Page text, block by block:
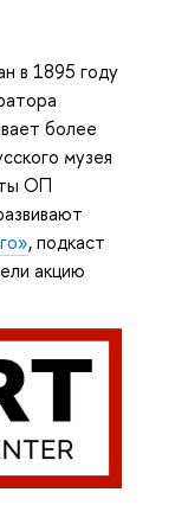
в 1895 году
более
музея
ОП
, подкаст
акцию